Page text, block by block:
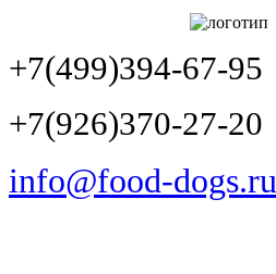
+7(499)394-67-95
+7(926)370-27-20
info@food-dogs.ru